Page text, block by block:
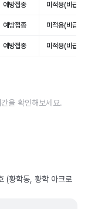
예방접종 미적용(비급여)
예방접종 미적용(비급여)
예방접종 미적용(비급여)
을 확인해보세요.
황학동, 황학 아크로